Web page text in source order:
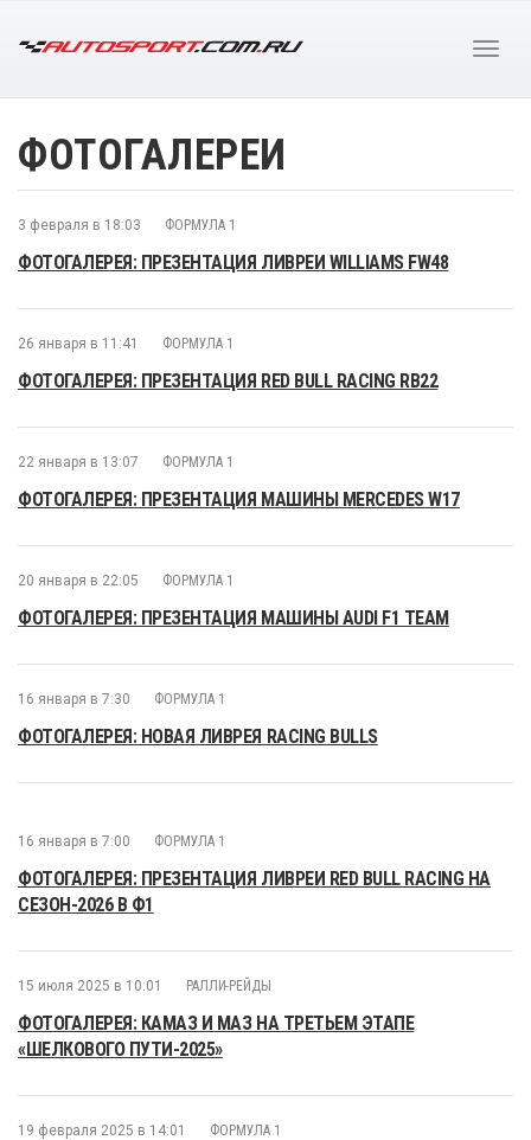
ФОТОГАЛЕРЕИ
3 февраля в 18:03 ФОРМУЛА 1
ФОТОГАЛЕРЕЯ: ПРЕЗЕНТАЦИЯ ЛИВРЕИ WILLIAMS FW48
26 января в 11:41 ФОРМУЛА 1
ФОТОГАЛЕРЕЯ: ПРЕЗЕНТАЦИЯ RED BULL RACING RB22
22 января в 13:07 ФОРМУЛА 1
ФОТОГАЛЕРЕЯ: ПРЕЗЕНТАЦИЯ МАШИНЫ MERCEDES W17
20 января в 22:05 ФОРМУЛА 1
ФОТОГАЛЕРЕЯ: ПРЕЗЕНТАЦИЯ МАШИНЫ AUDI F1 TEAM
16 января в 7:30 ФОРМУЛА 1
ФОТОГАЛЕРЕЯ: НОВАЯ ЛИВРЕЯ RACING BULLS
16 января в 7:00 ФОРМУЛА 1
ФОТОГАЛЕРЕЯ: ПРЕЗЕНТАЦИЯ ЛИВРЕИ RED BULL RACING НА
СЕЗОН-2026 В Ф1
15 июля 2025 в 10:01 РАЛЛИ-РЕЙДЫ
ФОТОГАЛЕРЕЯ: КАМАЗ И МАЗ НА ТРЕТЬЕМ ЭТАПЕ
«ШЕЛКОВОГО ПУТИ-2025»
19 февраля 2025 в 14:01 ФОРМУЛА 1